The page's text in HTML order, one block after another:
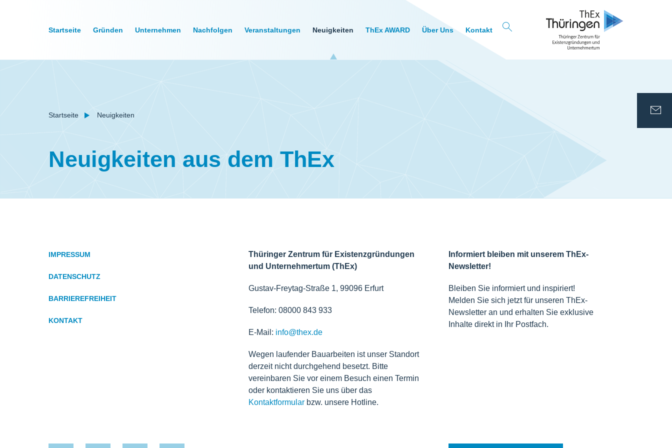
Startseite Gründen Unternehmen Nachfolgen Veranstaltungen Neuigkeiten ThEx AWARD Über Uns Kontakt
Startseite Neuigkeiten
Neuigkeiten aus dem ThEx
IMPRESSUM
DATENSCHUTZ
BARRIEREFREIHEIT
KONTAKT
Thüringer Zentrum für Existenzgründungen
und Unternehmertum (ThEx)
Gustav-Freytag-Straße 1, 99096 Erfurt
Telefon: 08000 843 933
E-Mail: info@thex.de
Wegen laufender Bauarbeiten ist unser Standort
derzeit nicht durchgehend besetzt. Bitte
vereinbaren Sie vor einem Besuch einen Termin
oder kontaktieren Sie uns über das
Kontaktformularbzw. unsere Hotline.
Informiert bleiben mit unserem ThEx-
Newsletter!
Bleiben Sie informiert und inspiriert!
Melden Sie sich jetzt für unseren ThEx-
Newsletter an und erhalten Sie exklusive
Inhalte direkt in Ihr Postfach.